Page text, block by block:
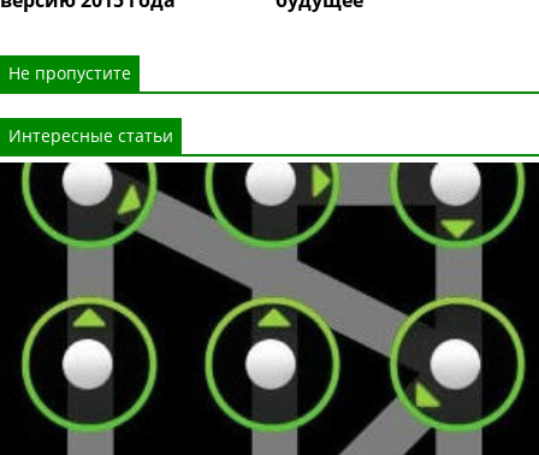
Не пропустите
Интересные статьи